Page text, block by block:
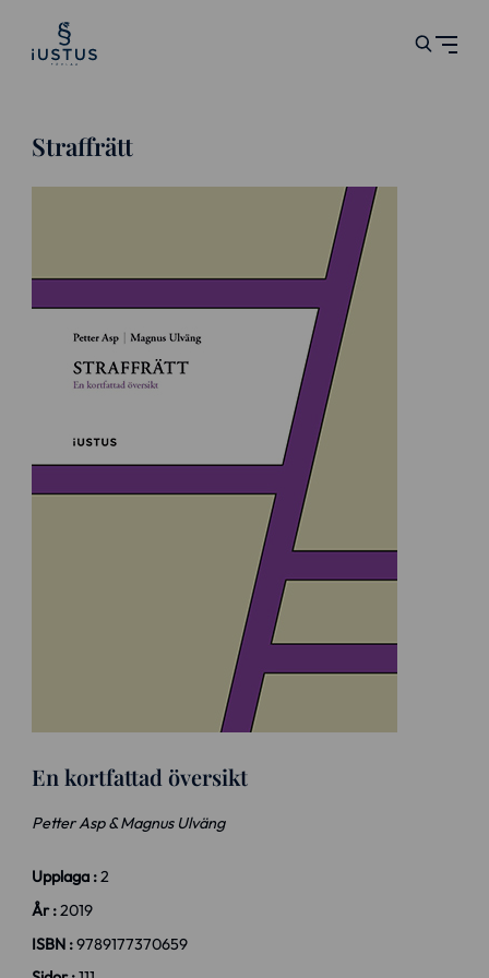
Straffrätt
En kortfattad översikt
Petter Asp & Magnus Ulväng
Upplaga :2
År :2019
ISBN :9789177370659